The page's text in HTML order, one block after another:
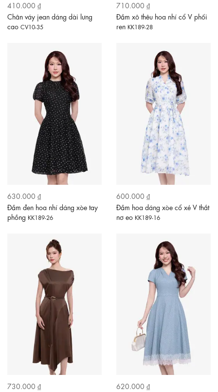
410.000 ₫
Chân váy jean dáng dài lưng
cao CV10-35
710.000 ₫
Đầm xô thêu hoa nhí cổ V phối
ren KK189-28
630.000 ₫
Đầm đen hoa nhí dáng xòe tay
phồng KK189-26
600.000 ₫
Đầm hoa dáng xòe cổ xẻ V thắt
nơ eo KK189-16
730.000 ₫
620.000 ₫